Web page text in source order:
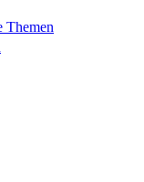
Themen